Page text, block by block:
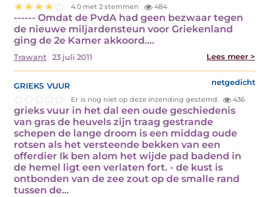
4.0 met 2 stemmen 484
------ Omdat de PvdA had geen bezwaar tegen
de nieuwe miljardensteun voor Griekenland
ging de 2e Kamer akkoord.…
Trawant 23 juli 2011 Lees meer >
grieks vuur netgedicht
Er is nog niet op deze inzending gestemd. 436
grieks vuur in het dal een oude geschiedenis
van gras de heuvels zijn traag gestrande
schepen de lange droom is een middag oude
rotsen als het versteende bekken van een
offerdier Ik ben alom het wijde pad badend in
de hemel ligt een verlaten fort. - de kust is
ontbonden van de zee zout op de smalle rand
tussen de…